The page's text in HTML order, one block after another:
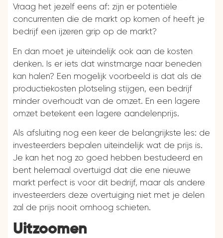
Vraag het jezelf eens af: zijn er potentiële
concurrenten die de markt op komen of heeft je
bedrijf een ijzeren grip op de markt?
En dan moet je uiteindelijk ook aan de kosten
denken. Is er iets dat winstmarge naar beneden
kan halen? Een mogelijk voorbeeld is dat als de
productiekosten plotseling stijgen, een bedrijf
minder overhoudt van de omzet. En een lagere
omzet betekent een lagere aandelenprijs.
Als afsluiting nog een keer de belangrijkste les: de
investeerders bepalen uiteindelijk wat de prijs is.
Je kan het nog zo goed hebben bestudeerd en
bent helemaal overtuigd dat die ene nieuwe
markt perfect is voor dit bedrijf, maar als andere
investeerders deze overtuiging niet met je delen
zal de prijs nooit omhoog schieten.
Uitzoomen